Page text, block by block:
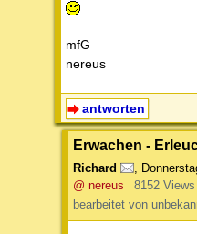
mfG
nereus
antworten
Erwachen -
Richard ,
@ nereus
8152 Views
bearbeitet von